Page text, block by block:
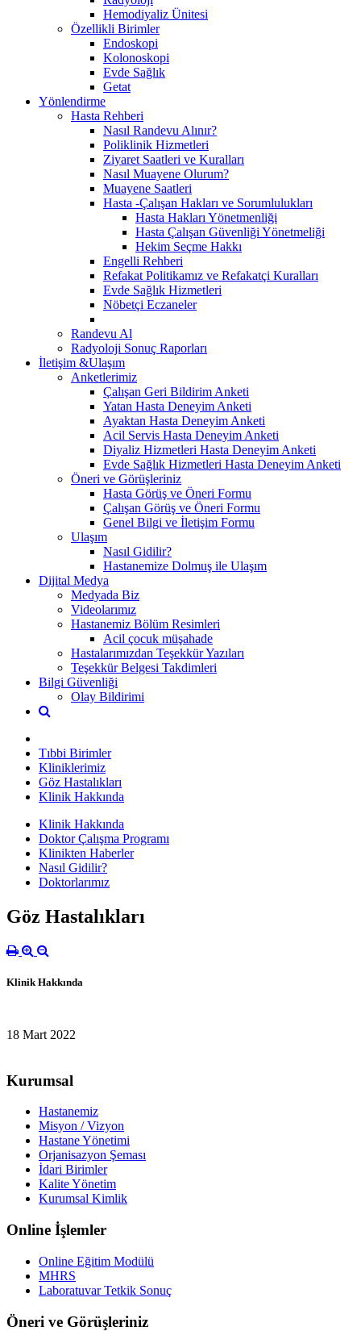
Hemodiyaliz Ünitesi
Özellikli Birimler
Endoskopi
Kolonoskopi
Evde Sağlık
Getat
Yönlendirme
Hasta Rehberi
Nasıl Randevu Alınır?
Poliklinik Hizmetleri
Ziyaret Saatleri ve Kuralları
Nasıl Muayene Olurum?
Muayene Saatleri
Hasta -Çalışan Hakları ve Sorumlulukları
Hasta Hakları Yönetmenliği
Hasta Çalışan Güvenliği Yönetmeliği
Hekim Seçme Hakkı
Engelli Rehberi
Refakat Politikamız ve Refakatçi Kuralları
Evde Sağlık Hizmetleri
Nöbetçi Eczaneler
Randevu Al
Radyoloji Sonuç Raporları
İletişim &Ulaşım
Anketlerimiz
Çalışan Geri Bildirim Anketi
Yatan Hasta Deneyim Anketi
Ayaktan Hasta Deneyim Anketi
Acil Servis Hasta Deneyim Anketi
Diyaliz Hizmetleri Hasta Deneyim Anketi
Evde Sağlık Hizmetleri Hasta Deneyim Anketi
Öneri ve Görüşleriniz
Hasta Görüş ve Öneri Formu
Çalışan Görüş ve Öneri Formu
Genel Bilgi ve İletişim Formu
Ulaşım
Nasıl Gidilir?
Hastanemize Dolmuş ile Ulaşım
Dijital Medya
Medyada Biz
Videolarımız
Hastanemiz Bölüm Resimleri
Acil çocuk müşahade
Hastalarımızdan Teşekkür Yazıları
Teşekkür Belgesi Takdimleri
Bilgi Güvenliği
Olay Bildirimi
Tıbbi Birimler
Kliniklerimiz
Göz Hastalıkları
Klinik Hakkında
Klinik Hakkında
Doktor Çalışma Programı
Klinikten Haberler
Nasıl Gidilir?
Doktorlarımız
Göz Hastalıkları
Klinik Hakkında
18 Mart 2022
Kurumsal
Hastanemiz
Misyon / Vizyon
Hastane Yönetimi
Orjanisazyon Şeması
İdari Birimler
Kalite Yönetim
Kurumsal Kimlik
Online İşlemler
Online Eğitim Modülü
MHRS
Laboratuvar Tetkik Sonuç
Öneri ve Görüşleriniz